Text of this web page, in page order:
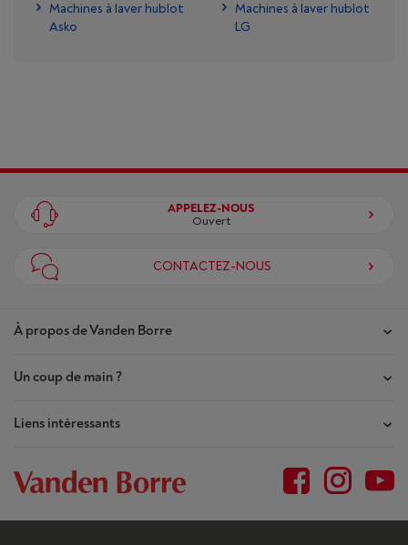
Machines à laver hublot
Asko
Machines à laver hublot
LG
À propos de Vanden Borre
Nos magasins
Contrat de Confiance
Plan du site
Un coup de main ?
Mes commandes
Demande de réparation
Liens intéressants
Outlet
APPELEZ-NOUS
Ouvert
CONTACTEZ-NOUS